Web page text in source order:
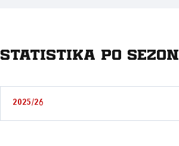
Statistika po
2025/26